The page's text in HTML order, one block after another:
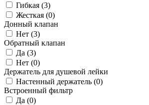
Гибкая (3)
Жесткая (0)
Донный клапан
Нет (3)
Обратный клапан
Да (3)
Нет (0)
Держатель для душевой лейки
Настенный держатель (0)
Встроенный фильтр
Да (0)